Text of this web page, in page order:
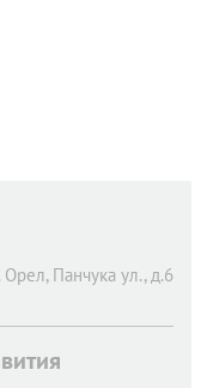
Орел, Панчука ул., д.6